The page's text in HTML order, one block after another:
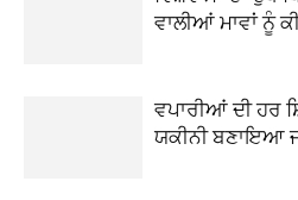
ਵਾਲੀਆਂ ਮਾਵਾਂ ਨੂੰ
ਵਪਾਰੀਆਂ ਦੀ ਹਰ
ਯਕੀਨੀ ਬਣਾਇਆ